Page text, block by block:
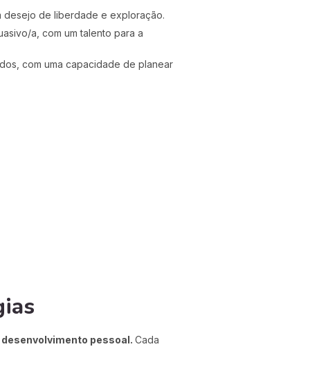
desejo de liberdade e exploração.
a, com um talento para a
com uma capacidade de planear
pessoal. Cada